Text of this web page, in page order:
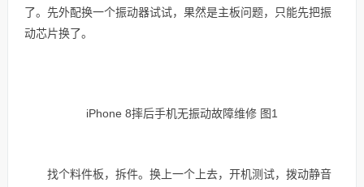
了。先外配换一个振动器试试，果然是主板问题，只能先把振
动芯片换了。
iPhone 8摔后手机无振动故障维修 图1
找个料件板，拆件。 换上一个上去，开机测试，拨动静音